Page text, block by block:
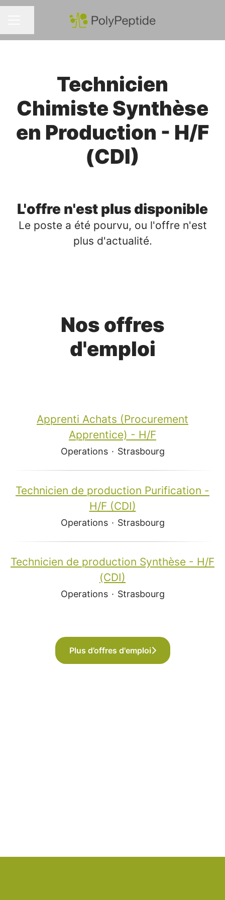
Partager la page
Technicien
Chimiste Synthèse
en Production - H/F
(CDI)
L'offre n'est plus disponible
Le poste a été pourvu, ou l'offre n'est
plus d'actualité.
Nos offres
d'emploi
Apprenti Achats (Procurement
Apprentice) - H/F
Operations · Strasbourg
Technicien de production Purification -
H/F (CDI)
Operations · Strasbourg
Technicien de production Synthèse - H/F
(CDI)
Operations · Strasbourg
Plus d’offres d'emploi